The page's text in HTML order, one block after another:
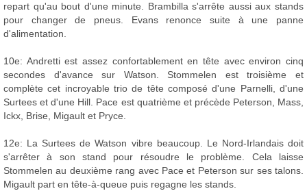
repart qu'au bout d'une minute. Brambilla s'arrête aussi aux stands
pour changer de pneus. Evans renonce suite à une panne
d'alimentation.
10e: Andretti est assez confortablement en tête avec environ cinq
secondes d'avance sur Watson. Stommelen est troisième et
complète cet incroyable trio de tête composé d'une Parnelli, d'une
Surtees et d'une Hill. Pace est quatrième et précède Peterson, Mass,
Ickx, Brise, Migault et Pryce.
12e: La Surtees de Watson vibre beaucoup. Le Nord-Irlandais doit
s'arrêter à son stand pour résoudre le problème. Cela laisse
Stommelen au deuxième rang avec Pace et Peterson sur ses talons.
Migault part en tête-à-queue puis regagne les stands.